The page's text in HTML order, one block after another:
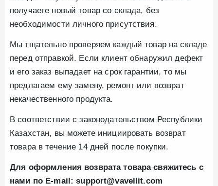
получаете новый товар со склада, без
необходимости личного присутствия.
Мы тщательно проверяем каждый товар на складе
перед отправкой. Если клиент обнаружил дефект
и его заказ выпадает на срок гарантии, то мы
предлагаем ему замену, ремонт или возврат
некачественного продукта.
В соответствии с законодательством Республики
Казахстан, вы можете инициировать возврат
товара в течение 14 дней после покупки.
Для оформления возврата товара свяжитесь с
нами по E-mail: support@vavellit.com